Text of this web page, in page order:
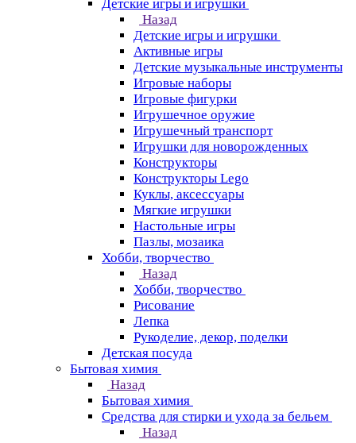
Детские игры и игрушки
Назад
Детские игры и игрушки
Активные игры
Детские музыкальные инструменты
Игровые наборы
Игровые фигурки
Игрушечное оружие
Игрушечный транспорт
Игрушки для новорожденных
Конструкторы
Конструкторы Lego
Куклы, аксессуары
Мягкие игрушки
Настольные игры
Пазлы, мозаика
Хобби, творчество
Назад
Хобби, творчество
Рисование
Лепка
Рукоделие, декор, поделки
Детская посуда
Бытовая химия
Назад
Бытовая химия
Средства для стирки и ухода за бельем
Назад